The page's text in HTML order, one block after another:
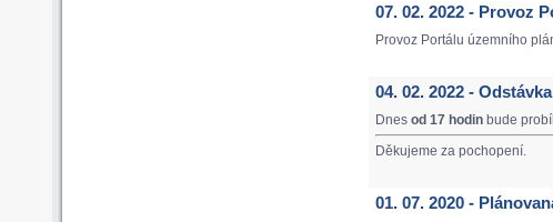
07. 02. 2022 - Provoz
Provoz Portálu územního
04. 02. 2022 -
Dnes od 17 hodin bude
Děkujeme za pochopení.
01. 07. 2020 -